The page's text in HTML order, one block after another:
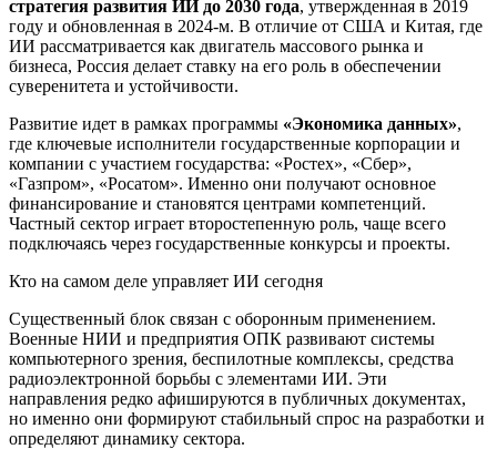
стратегия развития ИИ до 2030 года, утвержденная в 2019
году и обновленная в 2024-м. В отличие от США и Китая, где
ИИ рассматривается как двигатель массового рынка и
бизнеса, Россия делает ставку на его роль в обеспечении
суверенитета и устойчивости.
Развитие идет в рамках программы «Экономика данных»,
где ключевые исполнители государственные корпорации и
компании с участием государства: «Ростех», «Сбер»,
«Газпром», «Росатом». Именно они получают основное
финансирование и становятся центрами компетенций.
Частный сектор играет второстепенную роль, чаще всего
подключаясь через государственные конкурсы и проекты.
Кто на самом деле управляет ИИ сегодня
Существенный блок связан с оборонным применением.
Военные НИИ и предприятия ОПК развивают системы
компьютерного зрения, беспилотные комплексы, средства
радиоэлектронной борьбы с элементами ИИ. Эти
направления редко афишируются в публичных документах,
но именно они формируют стабильный спрос на разработки и
определяют динамику сектора.